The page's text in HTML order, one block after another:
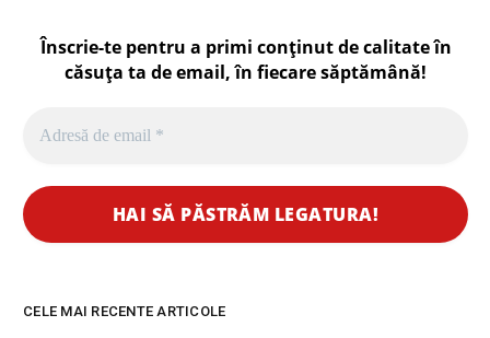
Înscrie-te pentru a primi conținut de calitate în
căsuța ta de email, în fiecaresăptămână!
CELE MAI RECENTE ARTICOLE